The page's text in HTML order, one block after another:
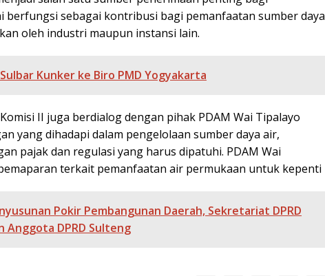
berfungsi sebagai kontribusi bagi pemanfaatan sumber daya
oleh industri maupun instansi lain.
Sulbar Kunker ke Biro PMD Yogyakarta
II juga berdialog dengan pihak PDAM Wai Tipalayo
yang dihadapi dalam pengelolaan sumber daya air,
pajak dan regulasi yang harus dipatuhi. PDAM Wai
terkait pemanfaatan air permukaan untuk kepenti
Pokir Pembangunan Daerah, Sekretariat DPRD
Anggota DPRD Sulteng